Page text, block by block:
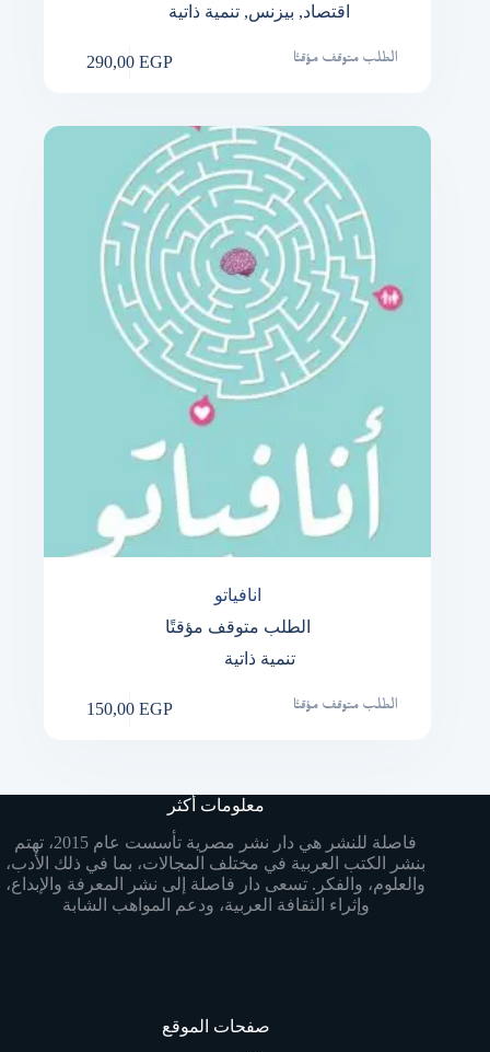
اقتصاد, بيزنس, تنمية ذاتية
290,00EGP الطلب متوقف مؤقتًا
انافياتو
الطلب متوقف مؤقتًا
تنمية ذاتية
150,00EGP الطلب متوقف مؤقتًا
معلومات أكثر
فاصلة للنشر هي دار نشر مصرية تأسست عام 2015، تهتم
بنشر الكتب العربية في مختلف المجالات، بما في ذلك الأدب،
والعلوم، والفكر. تسعى دار فاصلة إلى نشر المعرفة والإبداع،
وإثراء الثقافة العربية، ودعم المواهب الشابة
صفحات الموقع